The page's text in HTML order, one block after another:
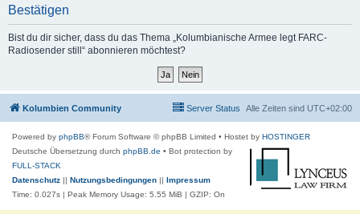
Bestätigen
Bist du dir sicher, dass du das Thema „Kolumbianische Armee legt FARC-
Radiosender still“ abonnieren möchtest?
Kolumbien Community Alle Zeiten sind UTC+02:00
Server Status
Powered by phpBB® Forum Software © phpBB Limited • Hostet by HOSTINGER
Deutsche Übersetzung durch phpBB.de • Bot protection by
FULL-STACK
Datenschutz
Nutzungsbedingungen
Impressum
Time: 0.027s | Peak Memory Usage: 5.55 MiB | GZIP: On